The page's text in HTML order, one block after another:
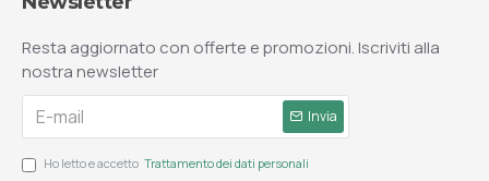
Resta aggiornato con offerte e promozioni. Iscriviti alla
nostra newsletter
Invia
Ho letto e accetto Trattamento dei dati personali